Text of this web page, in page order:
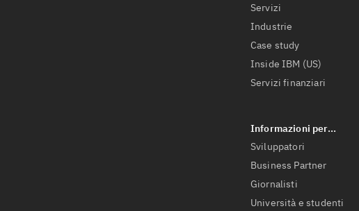
Servizi
Industrie
Case study
Inside IBM (US)
Servizi finanziari
Sviluppatori
Business Partner
Giornalisti
Università e studenti